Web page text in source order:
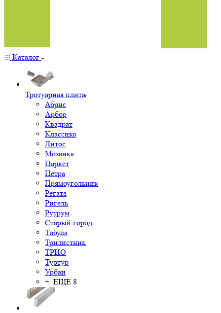
Каталог
Тротуарная плита
Абрис
Арбор
Квадрат
Классико
Литос
Мозаика
Паркет
Петра
Прямоугольник
Регата
Ригель
Рутрум
Старый город
Табула
Трилистник
ТРИО
Туртур
Урбан
+ ЕЩЕ 8